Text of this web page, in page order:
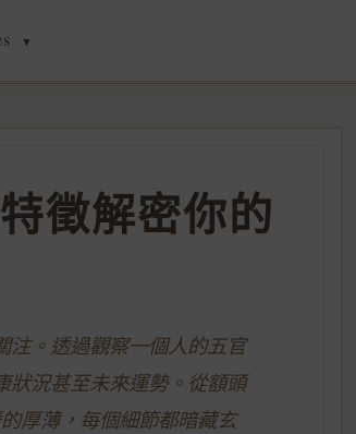
▼
徵解密你的
注。透過觀察一個人的五官
狀況甚至未來運勢。從額頭
厚薄，每個細節都暗藏玄